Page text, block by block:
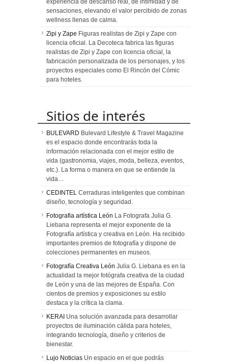
experiencia de descanso real, de intimidad y de
sensaciones, elevando el valor percibido de zonas
wellness llenas de calma.
Zipi y Zape Figuras realistas de Zipi y Zape con
licencia oficial. La Decoteca fabrica las figuras
realistas de Zipi y Zape con licencia oficial, la
fabricación personalizada de los personajes, y los
proyectos especiales como El Rincón del Cómic
para hoteles.
Sitios de interés
BULEVARD Bulevard Lifestyle & Travel Magazine
es el espacio donde encontrarás toda la
información relacionada con el mejor estilo de
vida (gastronomia, viajes, moda, belleza, eventos,
etc.). La forma o manera en que se entiende la
vida…
CEDINTEL Cerraduras inteligentes que combinan
diseño, tecnología y seguridad.
Fotografia artística León La Fotografa Julia G.
Liebana representa el mejor exponente de la
Fotografía artística y creativa en León. Ha recibido
importantes premios de fotografía y dispone de
colecciones permanentes en museos.
Fotografía Creativa León Julia G. Liebana es en la
actualidad la mejor fotógrafa creativa de la ciudad
de León y una de las mejores de España. Con
cientos de premios y exposiciones su estilo
destaca y la crítica la clama.
KERAI Una solución avanzada para desarrollar
proyectos de iluminación cálida para hoteles,
integrando tecnología, diseño y criterios de
bienestar.
Lujo Noticias Un espacio en el que podrás